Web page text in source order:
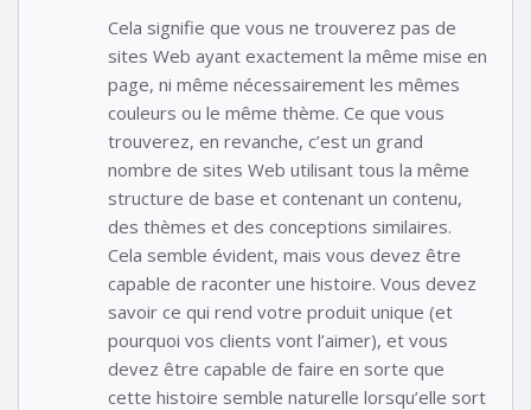
Cela signifie que vous ne trouverez pas de
sites Web ayant exactement la même mise en
page, ni même nécessairement les mêmes
couleurs ou le même thème. Ce que vous
trouverez, en revanche, c’est un grand
nombre de sites Web utilisant tous la même
structure de base et contenant un contenu,
des thèmes et des conceptions similaires.
Cela semble évident, mais vous devez être
capable de raconter une histoire. Vous devez
savoir ce qui rend votre produit unique (et
pourquoi vos clients vont l’aimer), et vous
devez être capable de faire en sorte que
cette histoire semble naturelle lorsqu’elle sort